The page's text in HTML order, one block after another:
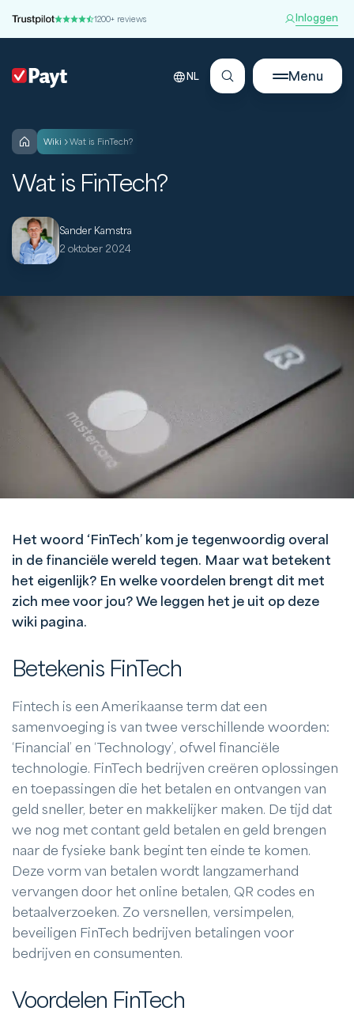
1200+ reviews Inloggen
NL Menu
wiki Wat is FinTech?
Wat is FinTech?
Sander Kamstra
2 oktober 2024
Het woord ‘FinTech’ kom je tegenwoordig overal
in de financiële wereld tegen. Maar wat betekent
het eigenlijk? En welke voordelen brengt dit met
zich mee voor jou? We leggen het je uit op deze
wiki pagina.
Betekenis FinTech
Fintech is een Amerikaanse term dat een
samenvoeging is van twee verschillende woorden:
‘Financial’ en ‘Technology’, ofwel financiële
technologie. FinTech bedrijven creëren oplossingen
en toepassingen die het betalen en ontvangen van
geld sneller, beter en makkelijker maken. De tijd dat
we nog met contant geld betalen en geld brengen
naar de fysieke bank begint ten einde te komen.
Deze vorm van betalen wordt langzamerhand
vervangen door het online betalen, QR codes en
betaalverzoeken. Zo versnellen, versimpelen,
beveiligen FinTech bedrijven betalingen voor
bedrijven en consumenten.
Voordelen FinTech